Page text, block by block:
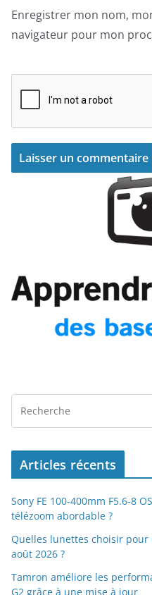
Enregistrer mon nom,
navigateur pour mon
Articles récents
Sony FE 100-400mm F5.6-8
télézoom abordable ?
Quelles lunettes choisir pour
août 2026 ?
Tamron améliore les
G2 grâce à une mise à jour